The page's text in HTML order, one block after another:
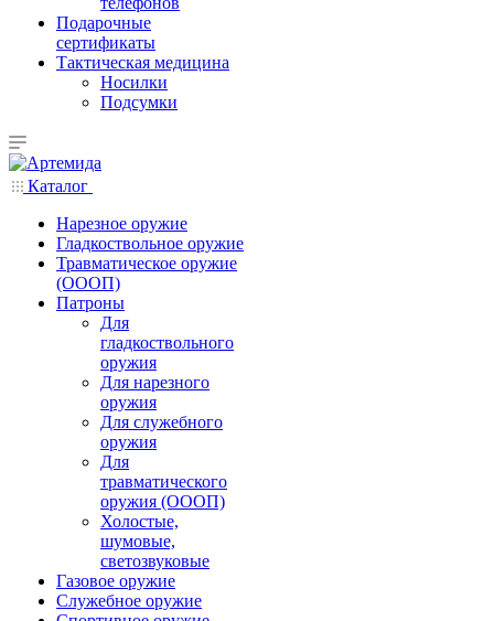
Подарочные
сертификаты
Тактическая медицина
Носилки
Подсумки
Каталог
Нарезное оружие
Гладкоствольное оружие
Травматическое оружие
(ОООП)
Патроны
Для
гладкоствольного
оружия
Для нарезного
оружия
Для служебного
оружия
Для
травматического
оружия (ОООП)
Холостые,
шумовые,
светозвуковые
Газовое оружие
Служебное оружие